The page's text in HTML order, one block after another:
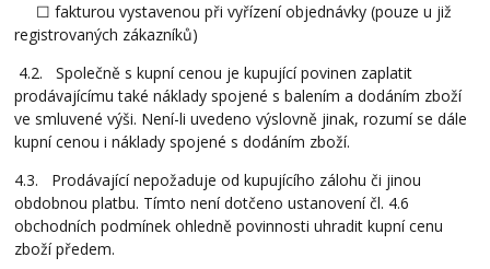
☐ fakturou vystavenou při vyřízení objednávky (pouze u již
registrovaných zákazníků)
4.2. Společně s kupní cenou je kupující povinen zaplatit
prodávajícímu také náklady spojené s balením a dodáním zboží
ve smluvené výši. Není-li uvedeno výslovně jinak, rozumí se dále
kupní cenou i náklady spojené s dodáním zboží.
4.3. Prodávající nepožaduje od kupujícího zálohu či jinou
obdobnou platbu. Tímto není dotčeno ustanovení čl. 4.6
obchodních podmínek ohledně povinnosti uhradit kupní cenu
zboží předem.